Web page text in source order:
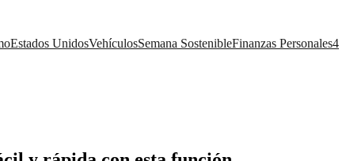
Estados UnidosVehículosSemana SostenibleFinanzas Personales4